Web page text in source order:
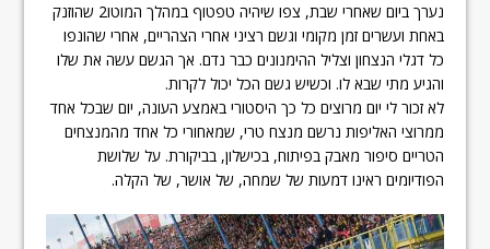
נערך ביום שאחרי שבת, צפו שיהיה טפטוף במהלך המוטו2 שהוזנק
באחת ועשרים זמן מקומי וגשם רציני אחרי הצהריים, אחרי שהונפו
כל דגלי הנצחון וצליל ההימנונים כבר נדם. אך הגשם עשה את שלו
והגיע מתי שבא לו. וכשיש גשם הכל יכול לקרות.
לא זכור לי יום מרוצים כל כך היסטורי באמצע העונה, יום שבכל אחד
ממרוצי האליפות נרשם מנצח טרי, שמאחורי כל אחד מהמנצחים
הטריים סיפור מאבק בפיתוח, בכישלון, בביקורת. על שלושת
הפודיומים ראינו דמעות של שמחה, של אושר, של הקלה.